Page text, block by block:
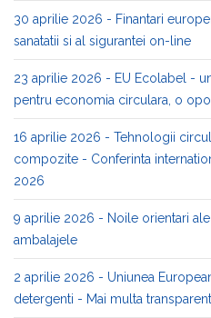
30 aprilie 2026 - Finantari
sanatatii si al sigurantei on-line
23 aprilie 2026 - EU Ecolabel -
pentru economia circulara, o
16 aprilie 2026 - Tehnologii
compozite - Conferinta
2026
9 aprilie 2026 - Noile orientari
ambalajele
2 aprilie 2026 - Uniunea
detergenti - Mai multa